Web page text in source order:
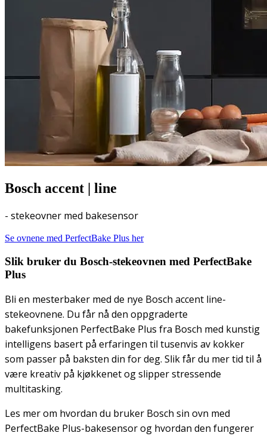
Bosch accent | line
- stekeovner med bakesensor
Se ovnene med PerfectBake Plus her
Slik bruker du Bosch-stekeovnen med PerfectBake
Plus
Bli en mesterbaker med de nye Bosch accent line-
stekeovnene. Du får nå den oppgraderte
bakefunksjonen PerfectBake Plus fra Bosch med kunstig
intelligens basert på erfaringen til tusenvis av kokker
som passer på baksten din for deg. Slik får du mer tid til å
være kreativ på kjøkkenet og slipper stressende
multitasking.
Les mer om hvordan du bruker Bosch sin ovn med
PerfectBake Plus-bakesensor og hvordan den fungerer